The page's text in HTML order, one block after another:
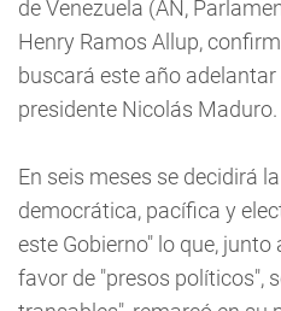
de Venezuela (AN,
Henry Ramos Allup,
buscará este año adelantar
presidente Nicolás Maduro.
En seis meses se decidirá
democrática, pacífica y
este Gobierno" lo que,
favor de "presos políticos",